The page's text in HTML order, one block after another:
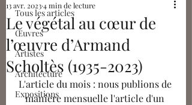
Tous les articles
Œuvres
Artistes
Architecture
Expositions
Le végétal au cœur de
l’œuvre d’Armand
Scholtès (1935-2023)
13 avr. 20234 min de lecture
L'article du mois : nous publions de
manière mensuelle l'article d'un